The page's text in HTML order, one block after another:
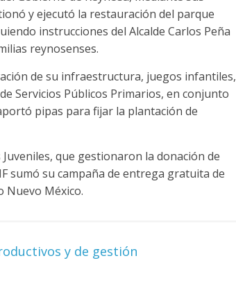
y ejecutó la restauración del parque
instrucciones del Alcalde Carlos Peña
reynosenses.
de su infraestructura, juegos infantiles,
Servicios Públicos Primarios, en conjunto
pipas para fijar la plantación de
que gestionaron la donación de
sumó su campaña de entrega gratuita de
Nuevo México.
y de gestión